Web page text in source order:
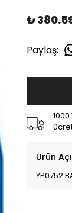
₺
Paylaş:
Ürün
YP0752